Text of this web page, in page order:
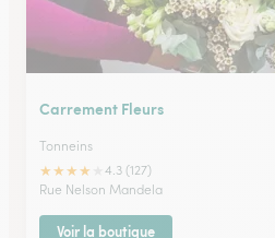
Carrement Fleurs
Tonneins
★★★★
4.3 (127)
Rue Nelson Mandela
Voir la boutique